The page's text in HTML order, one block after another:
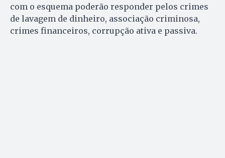
com o esquema poderão responder pelos crimes
de lavagem de dinheiro, associação criminosa,
crimes financeiros, corrupção ativa e passiva.